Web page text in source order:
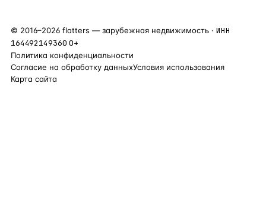
© 2016–2026 flatters — зарубежная недвижимость · ИНН
164492149360 0+
Политика конфиденциальности
Согласие на обработку данныхУсловия использования
Карта сайта